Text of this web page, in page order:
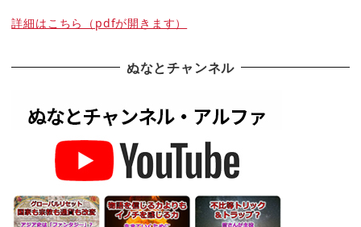
詳細はこちら（pdfが開きます）
ぬなとチャンネル